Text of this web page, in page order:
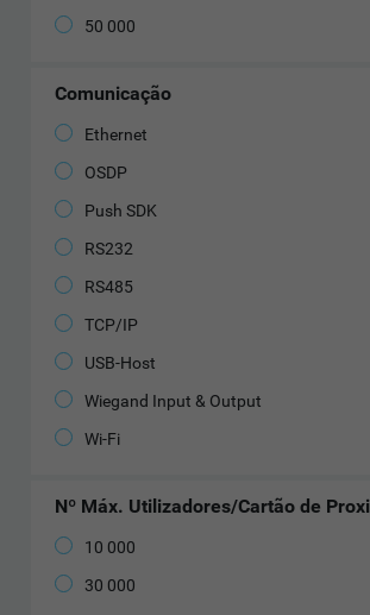
50 000
Comunicação
Ethernet
OSDP
Push SDK
RS232
RS485
TCP/IP
USB-Host
Wiegand Input & Output
Wi-Fi
Nº Máx. Utilizadores/Cartão de
10 000
30 000